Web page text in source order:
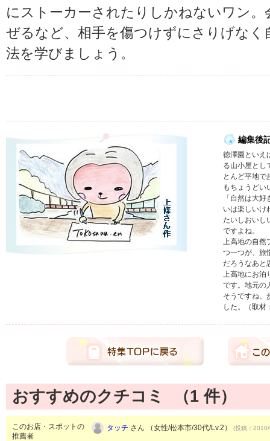
にストーカーされたりしかねないワン。
ぜるなど、相手を傷つけずにさりげなく
法を学びましょう。
編集後
徳澤園といえ
る山小屋とし
とんど平地で
もちょうどい
「自然は大
いは楽しいけ
たいしおいし
ですよね。
上高地の自然
つ一つが、旅
だろうなあと
上高地にお泊
です。地元の
そうですね。
した。（取材
おすすめのクチコミ （1 件）
このお店・スポットの
推薦者
タッチ さん （女性/松本市/30代/Lv.2） (投稿：